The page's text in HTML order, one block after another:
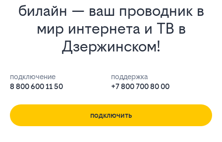
билайн — ваш проводник в
мир интернета и ТВ в
Дзержинском!
подключение
8 800 600 11 50
поддержка
+7 800 700 80 00
подключить